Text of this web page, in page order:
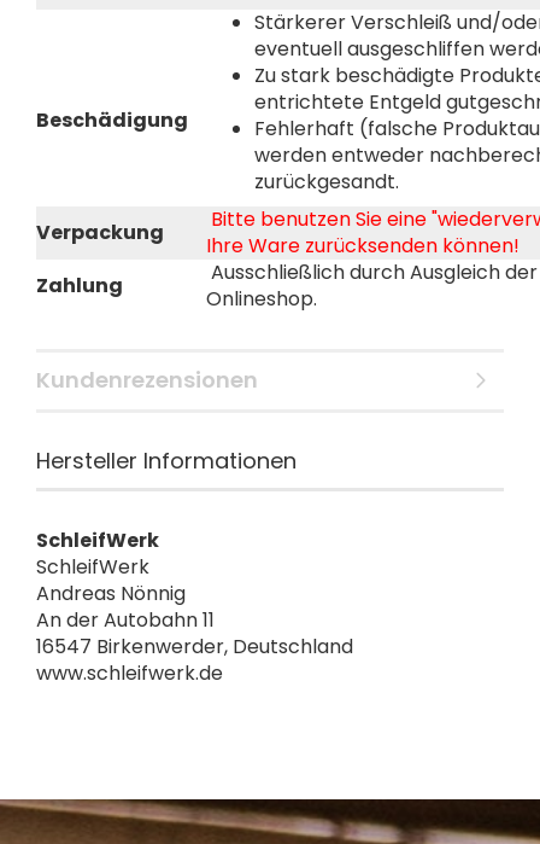
Beschädigung
Stärkerer Verschleiß und/
eventuell ausgeschliffen
Zu stark beschädigte
entrichtete Entgeld
Fehlerhaft (falsche
werden entweder
zurückgesandt.
Verpackung
Bitte benutzen Sie eine
Ihre Ware zurücksenden können!
Zahlung
Ausschließlich durch Ausgleich
Onlineshop.
Kundenrezensionen
Hersteller Informationen
SchleifWerk
SchleifWerk
Andreas Nönnig
An der Autobahn 11
16547 Birkenwerder, Deutschland
www.schleifwerk.de